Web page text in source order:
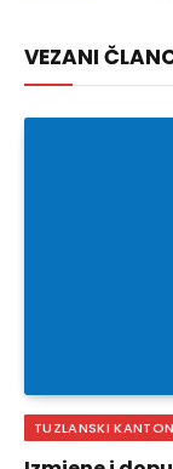
VEZANI
TUZLANSKI KANTON